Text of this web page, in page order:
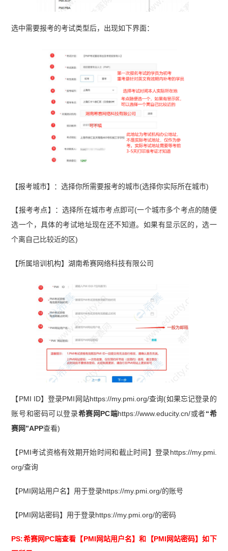
选中需要报考的考试类型后，出现如下界面：
【报考城市】：选择你所需要报考的城市(选择你实际所在城市)
【报考考点】：选择所在城市考点即可(一个城市多个考点的随便
选一个，具体的考试地址现在还不知道。如果有显示区的，选一
个离自己比较近的区)
【所属培训机构】湖南希赛网络科技有限公司
【PMI ID】登录PMI网站https://my.pmi.org/查询(如果忘记登录的
账号和密码可以登录希赛网PC端https://www.educity.cn/或者“希
赛网”APP查看)
【PMI考试资格有效期开始时间和截止时间】登录https://my.pmi.
org/查询
【PMI网站用户名】用于登录https://my.pmi.org/的账号
【PMI网站密码】用于登录https://my.pmi.org/的密码
PS:希赛网PC端查看【PMI网站用户名】和【PMI网站密码】如下